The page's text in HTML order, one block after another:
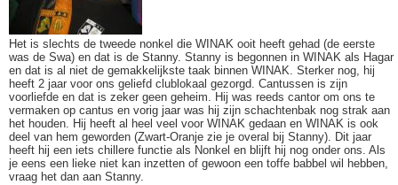
Het is slechts de tweede nonkel die WINAK ooit heeft gehad (de eerste
was de Swa) en dat is de Stanny. Stanny is begonnen in WINAK als Hagar
en dat is al niet de gemakkelijkste taak binnen WINAK. Sterker nog, hij
heeft 2 jaar voor ons geliefd clublokaal gezorgd. Cantussen is zijn
voorliefde en dat is zeker geen geheim. Hij was reeds cantor om ons te
vermaken op cantus en vorig jaar was hij zijn schachtenbak nog strak aan
het houden. Hij heeft al heel veel voor WINAK gedaan en WINAK is ook
deel van hem geworden (Zwart-Oranje zie je overal bij Stanny). Dit jaar
heeft hij een iets chillere functie als Nonkel en blijft hij nog onder ons. Als
je eens een lieke niet kan inzetten of gewoon een toffe babbel wil hebben,
vraag het dan aan Stanny.